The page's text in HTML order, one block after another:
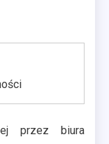
przez biura